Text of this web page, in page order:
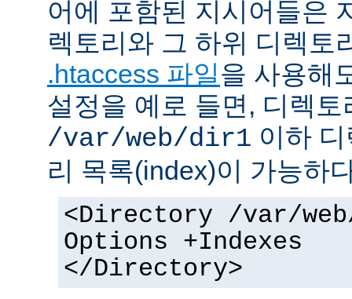
어에 포함된 지시어들은
렉토리와 그 하위 디렉토
.htaccess 파일을 사용해
설정을 예로 들면, 디렉
/var/web/dir1 이하
리 목록(index)이 가능하
<Directory /var/
Options +Indexes
</Directory>